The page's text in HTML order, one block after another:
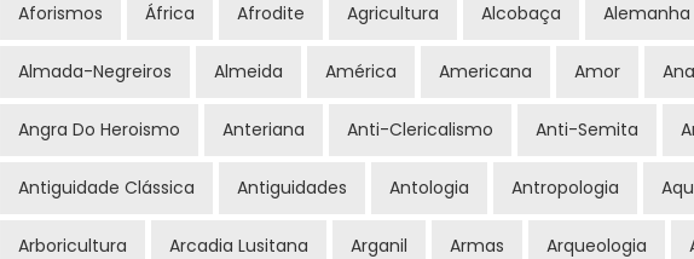
Aforismos África Afrodite Agricultura Alcobaça Alemanha
Almada-Negreiros Almeida América Americana Amor
Angra Do Heroismo Anteriana Anti-Clericalismo Anti-Semita
Antiguidade Clássica Antiguidades Antologia Antropologia
Arboricultura Arcadia Lusitana Arganil Armas Arqueologia